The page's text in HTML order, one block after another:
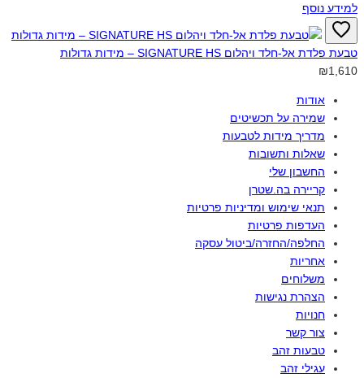
למידע נוסף
טבעת פלדת אל-חלד ויהלום SIGNATURE HS – מידות גדולות‎
₪1,610
אודות
שמירה על תכשיטים
מדריך מידות לטבעות
שאלות ותשובות
החשבון שלי
קריירה בה.שטרן
תנאי שימוש ומדיניות פרטיות
העדפות פרטיות
החלפה/החזרה/ביטול עסקה
אחריות
משלוחים
הצהרת נגישות
חנויות
צור קשר
טבעות זהב
עגילי זהב